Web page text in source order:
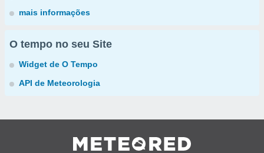
mais informações
O tempo no seu Site
Widget de O Tempo
API de Meteorologia